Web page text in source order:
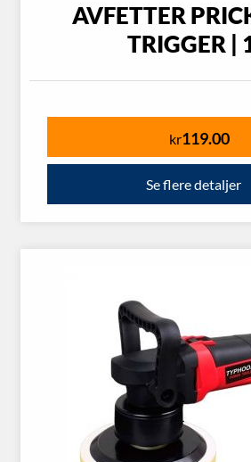
AVFETTER
TRIGGER |
kr119.00
Se flere detaljer